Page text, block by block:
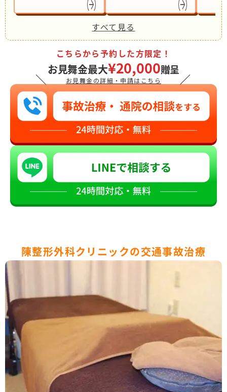
すべて見る
＼
こちらから予約した方限定！
お見舞金最大¥20,000贈呈
お見舞金の詳細・申請はこちら ／
陳整形外科クリニックの交通事故治療